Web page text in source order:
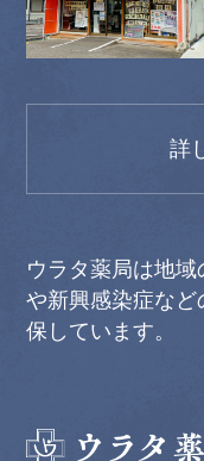
詳
ウラタ薬局は地
や新興感染症な
保しています。